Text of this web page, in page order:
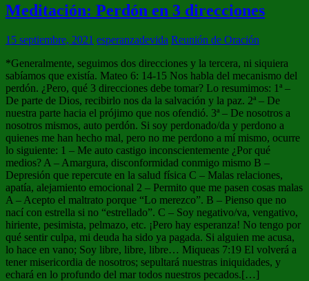
Meditación: Perdón en 3 direcciones
15 septiembre, 2021 esperanzadevida Reunión de Oración
*Generalmente, seguimos dos direcciones y la tercera, ni siquiera
sabíamos que existía. Mateo 6: 14-15 Nos habla del mecanismo del
perdón. ¿Pero, qué 3 direcciones debe tomar? Lo resumimos: 1ª –
De parte de Dios, recibirlo nos da la salvación y la paz. 2ª – De
nuestra parte hacia el prójimo que nos ofendió. 3ª – De nosotros a
nosotros mismos, auto perdón. Si soy perdonado/da y perdono a
quienes me han hecho mal, pero no me perdono a mí mismo, ocurre
lo siguiente: 1 – Me auto castigo inconscientemente ¿Por qué
medios? A – Amargura, disconformidad conmigo mismo B –
Depresión que repercute en la salud física C – Malas relaciones,
apatía, alejamiento emocional 2 – Permito que me pasen cosas malas
A – Acepto el maltrato porque “Lo merezco”. B – Pienso que no
nací con estrella si no “estrellado”. C – Soy negativo/va, vengativo,
hiriente, pesimista, pelmazo, etc. ¡Pero hay esperanza! No tengo por
qué sentir culpa, mi deuda ha sido ya pagada. Si alguien me acusa,
lo hace en vano; Soy libre, libre, libre… Miqueas 7:19 El volverá a
tener misericordia de nosotros; sepultará nuestras iniquidades, y
echará en lo profundo del mar todos nuestros pecados.[…]